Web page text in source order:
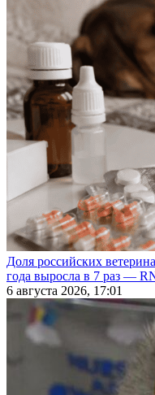
Доля российских
года выросла в 7 раз —
6 августа 2026, 17:01